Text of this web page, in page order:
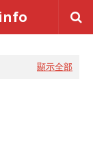
顯示全部